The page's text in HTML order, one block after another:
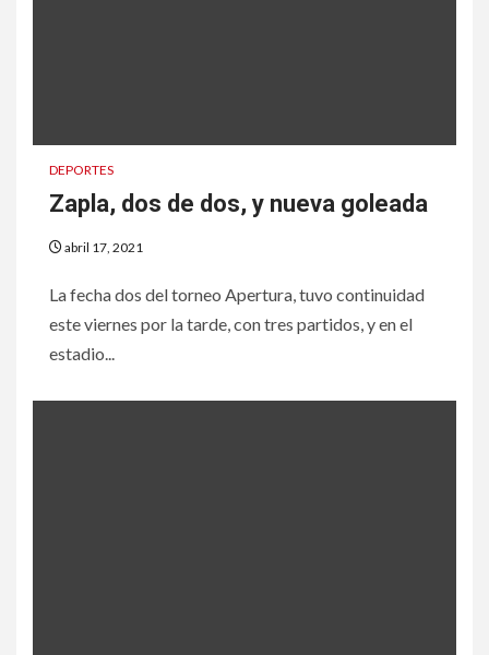
DEPORTES
Zapla, dos de dos, y nueva goleada
abril 17, 2021
La fecha dos del torneo Apertura, tuvo continuidad
este viernes por la tarde, con tres partidos, y en el
estadio...